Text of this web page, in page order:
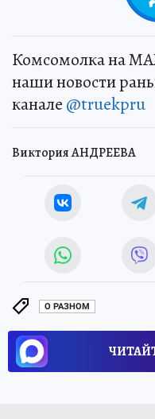
Комсомолка на
наши новости
канале @truekpru
Виктория АНДРЕЕВА
О РАЗНОМ